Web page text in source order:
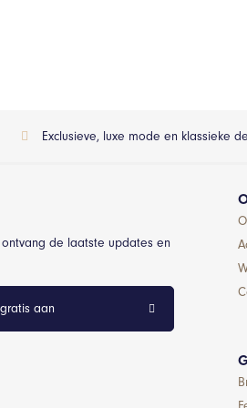
Exclusieve, luxe mode en klassieke
de laatste updates en
aan